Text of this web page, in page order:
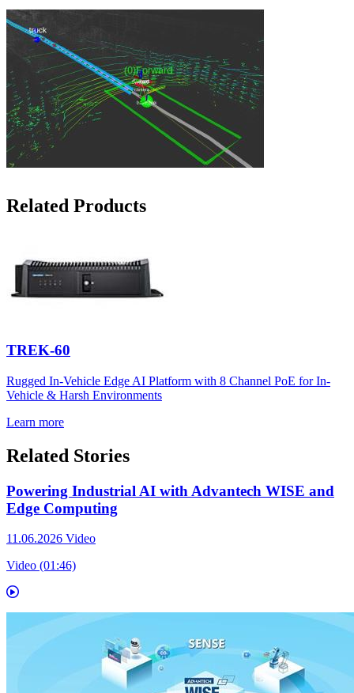
Related Products
TREK-60
Rugged In-Vehicle Edge AI Platform with 8 Channel PoE for In-
Vehicle & Harsh Environments
Learn more
Related Stories
Powering Industrial AI with Advantech WISE and
Edge Computing
11.06.2026 Video
Video (01:46)